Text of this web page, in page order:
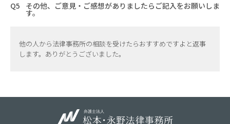
その他、ご意見・ご感想がありましたらご記入をお願いしま
す。
他の人から法律事務所の相談を受けたらおすすめですよと返事
します。ありがとうございました。